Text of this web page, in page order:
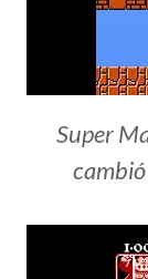
Super